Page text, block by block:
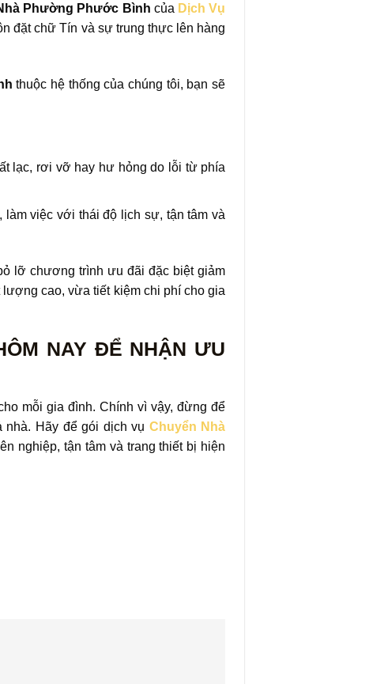
Phường Phước Bình của Dịch Vụ
đặt chữ Tín và sự trung thực lên hàng
thuộc hệ thống của chúng tôi, bạn sẽ
lạc, rơi vỡ hay hư hỏng do lỗi từ phía
việc với thái độ lịch sự, tận tâm và
lỡ chương trình ưu đãi đặc biệt giảm
cao, vừa tiết kiệm chi phí cho gia
NAY ĐỂ NHẬN ƯU
mỗi gia đình. Chính vì vậy, đừng để
nhà. Hãy để gói dịch vụ Chuyển Nhà
nghiệp, tận tâm và trang thiết bị hiện